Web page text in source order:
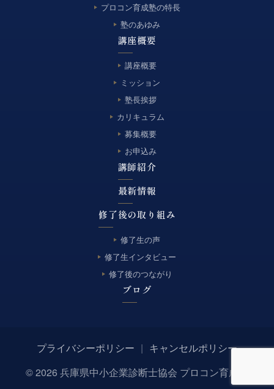
プロコン育成塾の特長
塾のあゆみ
講座概要
講座概要
ミッション
塾長挨拶
カリキュラム
募集概要
お申込み
講師紹介
最新情報
修了後の取り組み
修了生の声
修了生インタビュー
修了後のつながり
ブログ
プライバシーポリシー | キャンセルポリシー
© 2026 兵庫県中小企業診断士協会 プロコン育成塾